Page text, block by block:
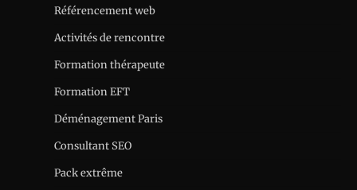
Référencement web
Activités de rencontre
Formation thérapeute
Formation EFT
Déménagement Paris
Consultant SEO
Pack extrême